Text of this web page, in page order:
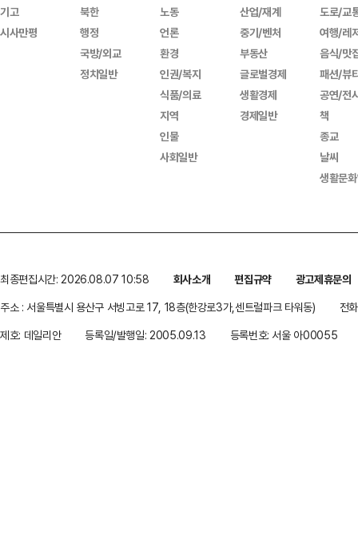
기고
시사만평
북한
행정
국방/외교
정치일반
노동
언론
환경
인권/복지
식품/의료
지역
인물
사회일반
산업/재계
중기/벤처
부동산
글로벌경제
생활경제
경제일반
도로/교
여행/레
음식/맛
패션/뷰
공연/전
책
종교
날씨
생활문
최종편집시간: 2026.08.07 10:58 회사소개 편집규약
광고제휴문의
주소 : 서울특별시 용산구 서빙고로 17, 18층(한강로3가,센트럴파크 타워동)
전
제호: 데일리안
등록일/발행일: 2005.09.13 등록번호: 서울 아00055